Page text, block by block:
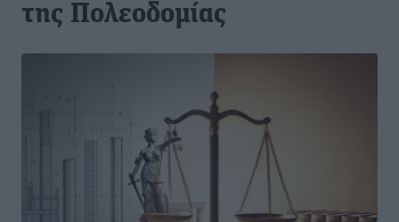
της Πολεοδομίας